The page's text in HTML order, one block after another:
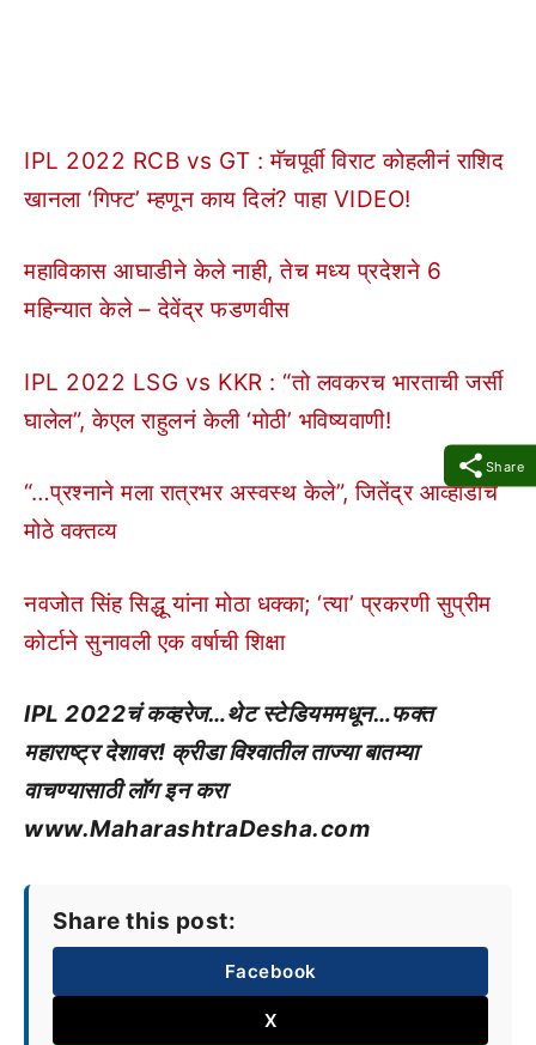
Share
IPL 2022 RCB vs GT : मॅचपूर्वी विराट कोहलीनं राशिद
खानला ‘गिफ्ट’ म्हणून काय दिलं? पाहा VIDEO!
महाविकास आघाडीने केले नाही, तेच मध्य प्रदेशने 6
महिन्यात केले – देवेंद्र फडणवीस
IPL 2022 LSG vs KKR : “तो लवकरच भारताची जर्सी
घालेल”, केएल राहुलनं केली ‘मोठी’ भविष्यवाणी!
“…प्रश्नाने मला रात्रभर अस्वस्थ केले”, जितेंद्र आव्हाडांचे
मोठे वक्तव्य
नवजोत सिंह सिद्धू यांना मोठा धक्का; ‘त्या’ प्रकरणी सुप्रीम
कोर्टाने सुनावली एक वर्षाची शिक्षा
IPL 2022चं कव्हरेज…थेट स्टेडियममधून…फक्त
महाराष्ट्र देशावर! क्रीडा विश्वातील ताज्या बातम्या
वाचण्यासाठी लॉग इन करा
www.MaharashtraDesha.com
Share this post:
Facebook
X